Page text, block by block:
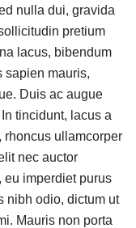
nulla dui, gravida
pretium
lacus, bibendum
sapien mauris,
Duis ac augue
tincidunt, lacus a
rhoncus ullamcorper
nec auctor
eu imperdiet purus
nibh odio, dictum ut
Mauris non porta